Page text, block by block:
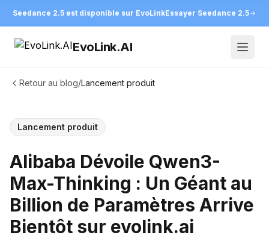
Seedance 2.5 est disponible sur EvoLinkEssayer Seedance 2.5
EvoLink.AI
Retour au blog/Lancement produit
Lancement produit
Alibaba Dévoile Qwen3-
Max-Thinking : Un Géant au
Billion de Paramètres Arrive
Bientôt sur evolink.ai